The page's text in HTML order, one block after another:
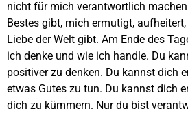
nicht für mich verantwortlich
Bestes gibt, mich ermutigt,
Liebe der Welt gibt. Am Ende des
ich denke und wie ich handle. Du
positiver zu denken. Du kannst dich
etwas Gutes zu tun. Du kannst dich
dich zu kümmern. Nur du bist